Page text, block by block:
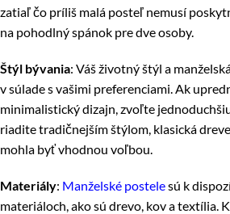
zatiaľ čo príliš malá posteľ nemusí
na pohodlný spánok pre dve osoby.
Štýl bývania: Váš životný štýl a
v súlade s vašimi preferenciami. Ak
minimalistický dizajn, zvoľte
riadite tradičnejším štýlom, klasická
mohla byť vhodnou voľbou.
Materiály: Manželské postelesú k
materiáloch, ako sú drevo, kov a textília.